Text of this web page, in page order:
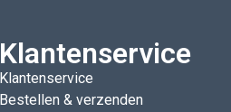
Klantenservice
Klantenservice
Bestellen & verzenden